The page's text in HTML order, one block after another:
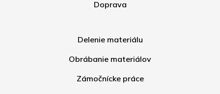
Doprava
Delenie materiálu
Obrábanie materiálov
Zámočnícke práce